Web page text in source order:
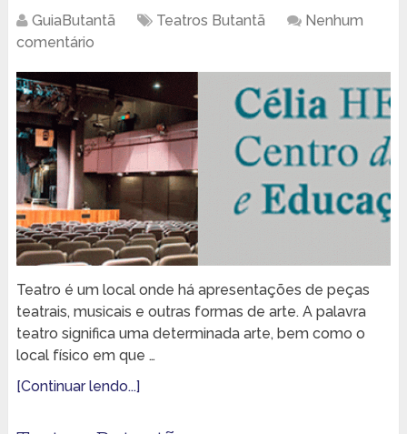
GuiaButantã Teatros Butantã
Nenhum
comentário
Teatro é um local onde há apresentações de peças
teatrais, musicais e outras formas de arte. A palavra
teatro significa uma determinada arte, bem como o
local físico em que …
[Continuar lendo...]